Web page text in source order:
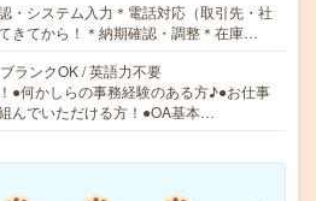
・システム入力＊電話対応（取引先・社
きてから！＊納期確認・調整＊在庫…
ランクOK / 英語力不要
●何かしらの事務経験のある方♪●お仕事
んでいただける方！●OA基本…